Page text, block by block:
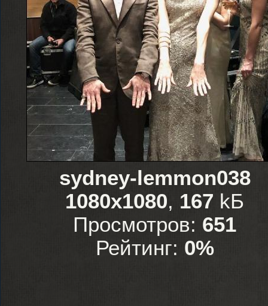
sydney-lemmon038
1080x1080, 167 kБ
Просмотров: 651
Рейтинг: 0%